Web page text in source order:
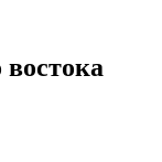
востока